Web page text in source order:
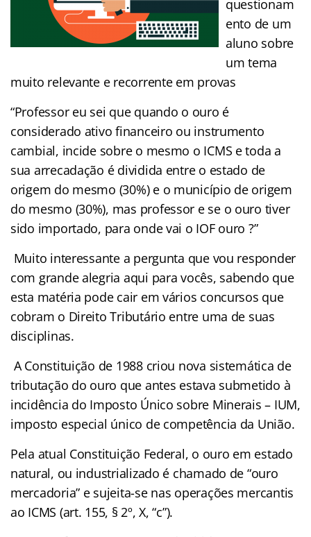
questionam
ento de um
aluno sobre
um tema
muito relevante e recorrente em provas
“Professor eu sei que quando o ouro é
considerado ativo financeiro ou instrumento
cambial, incide sobre o mesmo o ICMS e toda a
sua arrecadação é dividida entre o estado de
origem do mesmo (30%) e o município de origem
do mesmo (30%), mas professor e se o ouro tiver
sido importado, para onde vai o IOF ouro ?”
Muito interessante a pergunta que vou responder
com grande alegria aqui para vocês, sabendo que
esta matéria pode cair em vários concursos que
cobram o Direito Tributário entre uma de suas
disciplinas.
A Constituição de 1988 criou nova sistemática de
tributação do ouro que antes estava submetido à
incidência do Imposto Único sobre Minerais – IUM,
imposto especial único de competência da União.
Pela atual Constituição Federal, o ouro em estado
natural, ou industrializado é chamado de “ouro
mercadoria” e sujeita-se nas operações mercantis
ao ICMS (art. 155, § 2º, X, “c”).